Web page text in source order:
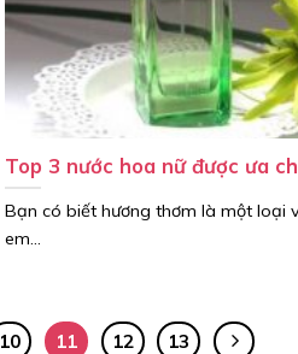
Top 3 nước hoa nữ được ưa
Bạn có biết hương thơm là một loại
em...
10 11 12 13